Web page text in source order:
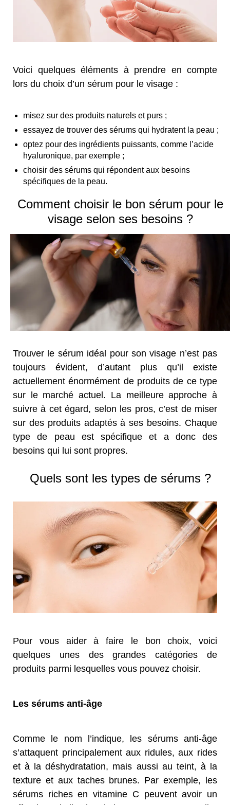
Voici quelques éléments à prendre en compte
lors du choix d’un sérum pour le visage :
misez sur des produits naturels et purs ;
essayez de trouver des sérums qui hydratent la peau ;
optez pour des ingrédients puissants, comme l’acide
hyaluronique, par exemple ;
choisir des sérums qui répondent aux besoins
spécifiques de la peau.
Comment choisir le bon sérum pour le
visage selon ses besoins ?
Trouver le sérum idéal pour son visage n’est pas
toujours évident, d’autant plus qu’il existe
actuellement énormément de produits de ce type
sur le marché actuel. La meilleure approche à
suivre à cet égard, selon les pros, c’est de miser
sur des produits adaptés à ses besoins. Chaque
type de peau est spécifique et a donc des
besoins qui lui sont propres.
Quels sont les types de sérums ?
Pour vous aider à faire le bon choix, voici
quelques unes des grandes catégories de
produits parmi lesquelles vous pouvez choisir.
Les sérums anti-âge
Comme le nom l’indique, les sérums anti-âge
s’attaquent principalement aux ridules, aux rides
et à la déshydratation, mais aussi au teint, à la
texture et aux taches brunes. Par exemple, les
sérums riches en vitamine C peuvent avoir un